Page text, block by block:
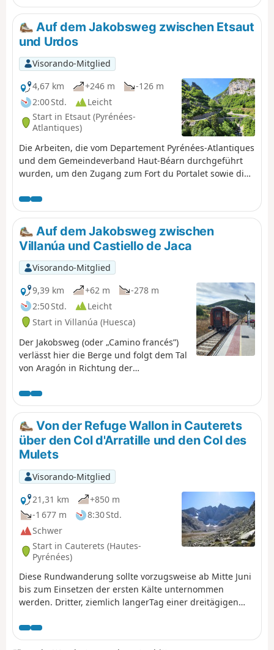
Auf dem Jakobsweg zwischen Etsaut
und Urdos
Visorando-Mitglied
4,67 km
+246 m
-126 m
2:00 Std.
Leicht
Start in Etsaut (Pyrénées-
Atlantiques)
Die Arbeiten, die vom Departement Pyrénées-Atlantiques
und dem Gemeindeverband Haut-Béarn durchgeführt
wurden, um den Zugang zum Fort du Portalet sowie die
und Pilger (GR®65) zu erleichtern, sind abgeschlossen
und ermöglichen es nun, diesen außergewöhnlichen Ort
unter besten Sicht- und Sicherheitsbedingungen zu
entdecken. Nutzen wir diese Gelegenheit!
Auf dem Jakobsweg zwischen
Villanúa und Castiello de Jaca
Visorando-Mitglied
9,39 km
+62 m
-278 m
2:50 Std.
Leicht
Start in Villanúa (Huesca)
Der Jakobsweg (oder „Camino francés”)
verlässt hier die Berge und folgt dem Tal
von Aragón in Richtung der
genannten Dörfern erwartet Sie eine
einfache, aber malerische Strecke mit
schönen Ausblicken auf die Gipfel und
Wälder … und einem bequemen Zug, um
zum Ausgangspunkt zurückzukehren.
Die Route kann leicht in umgekehrter
Richtung zurückgelegt werden, was je
nach Zugfahrplan praktisch sein kann
(oder auch nicht). Mit einer Anpassung
am Anfang kann die Route mit dem
Mountainbike zurückgelegt werden.
Von der Refuge Wallon in Cauterets
über den Col d'Arratille und den Col des
Mulets
Visorando-Mitglied
21,31 km
+850 m
-1 677 m
8:30 Std.
Schwer
Start in Cauterets (Hautes-
Pyrénées)
Diese Rundwanderung sollte vorzugsweise ab Mitte Juni
bis zum Einsetzen der ersten Kälte unternommen
werden. Dritter, ziemlich langerTag einer dreitägigen
schlechtem Wetter oder unvorhergesehenen Ereignissen
besteht die Möglichkeit, die Tour zu verkürzen, indem